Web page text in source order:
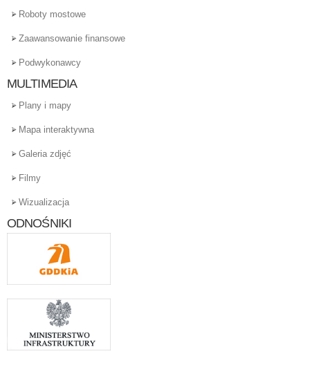
Roboty mostowe
Zaawansowanie finansowe
Podwykonawcy
MULTIMEDIA
Plany i mapy
Mapa interaktywna
Galeria zdjęć
Filmy
Wizualizacja
ODNOŚNIKI